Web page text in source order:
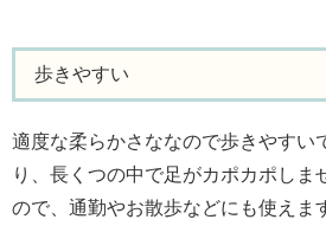
歩きやすい
適度な柔らかさななので歩きやすい
り、長くつの中で足がカポカポしま
ので、通勤やお散歩などにも使えま